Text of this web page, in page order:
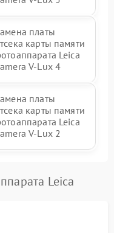
платы
карты памяти
Leica
V-Lux 4
платы
карты памяти
Leica
V-Lux 2
Leica